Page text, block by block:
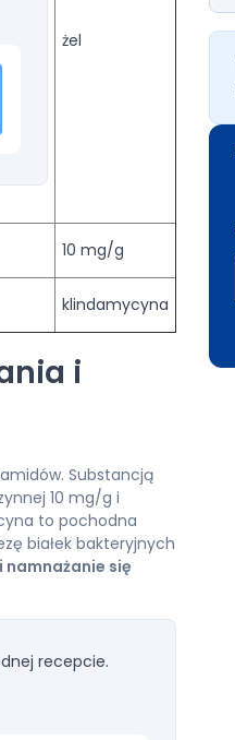
żel
10 mg/g
klindamycyna
i
Substancją
10 mg/g i
to pochodna
białek bakteryjnych
namnażanie się
recepcie.